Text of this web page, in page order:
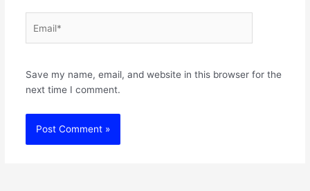
Save my name, email, and website in this browser for the
next time I comment.